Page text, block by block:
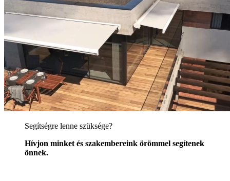
Segítségre lenne szüksége?
Hívjon minket és szakembereink örömmel segítenek
önnek.